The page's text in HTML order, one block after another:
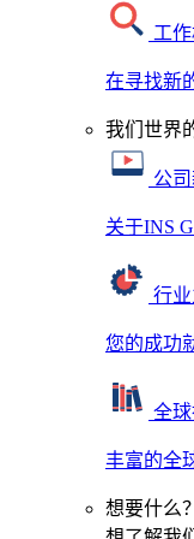
工
在寻找新
我们世界
公
关于INS
行
您的成功
全
丰富的全
想要什么？